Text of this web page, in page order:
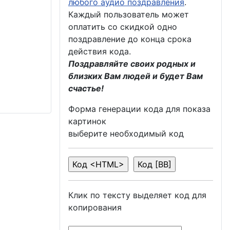
Каждый пользователь может
оплатить со скидкой одно
поздравление до конца срока
действия кода.
Поздравляйте своих родных и
близких Вам людей и будет Вам
счастье!
Форма генерации кода для показа
картинок
выберите необходимый код
Клик по тексту выделяет код для
копирования